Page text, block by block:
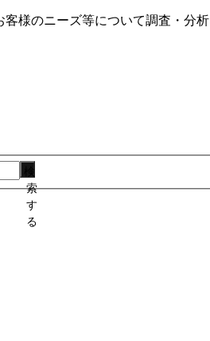
様のニーズ等について調査・分
索
す
る